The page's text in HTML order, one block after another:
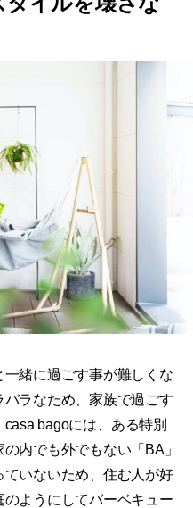
緒に過ごす事が難しくな
ラなため、家族で過ごす
bagoには、ある特別
内でも外でもない「BA」
いないため、住む人が好
ようにしてバーベキュー